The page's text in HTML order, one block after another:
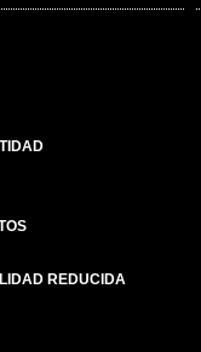
REDUCIDA